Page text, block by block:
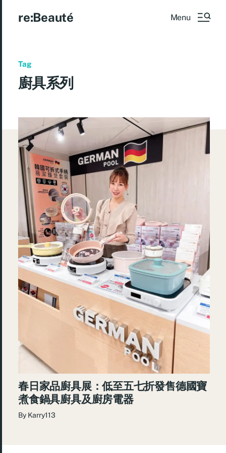
re:Beauté Menu
Tag
廚具系列
春日家品廚具展：低至五七折發售德國寶
煮食鍋具廚具及廚房電器
By Karry113